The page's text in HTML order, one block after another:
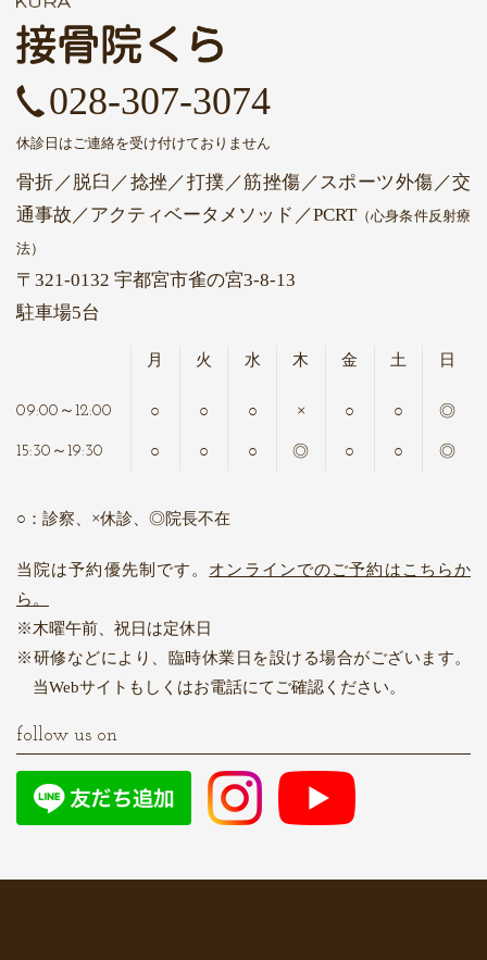
028-307-3074
休診日はご連絡を受け付けておりません
骨折／脱臼／捻挫／打撲／筋挫傷／スポーツ外傷／交
通事故 ／アクティベータメソッド ／PCRT（心身条件反射療
法）
〒321-0132 宇都宮市雀の宮3-8-13
駐車場5台
09:00～12:00
15:30～19:30
月
○
○
火
○
○
水
○
○
木
×
◎
金
○
○
土
○
○
日
◎
◎
○：診察、×休診、◎院長不在
当院は予約優先制です。 オンラインでのご予約はこちらか
ら。
木曜午前、祝日は定休日
研修などにより、臨時休業日を設ける場合がございます。
当Webサイトもしくはお電話にてご確認ください。
follow us on